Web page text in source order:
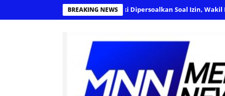
BREAKING NEWS
Masih Beroperasi Meski Dipersoalkan Soal Izin, Wakil Ketua